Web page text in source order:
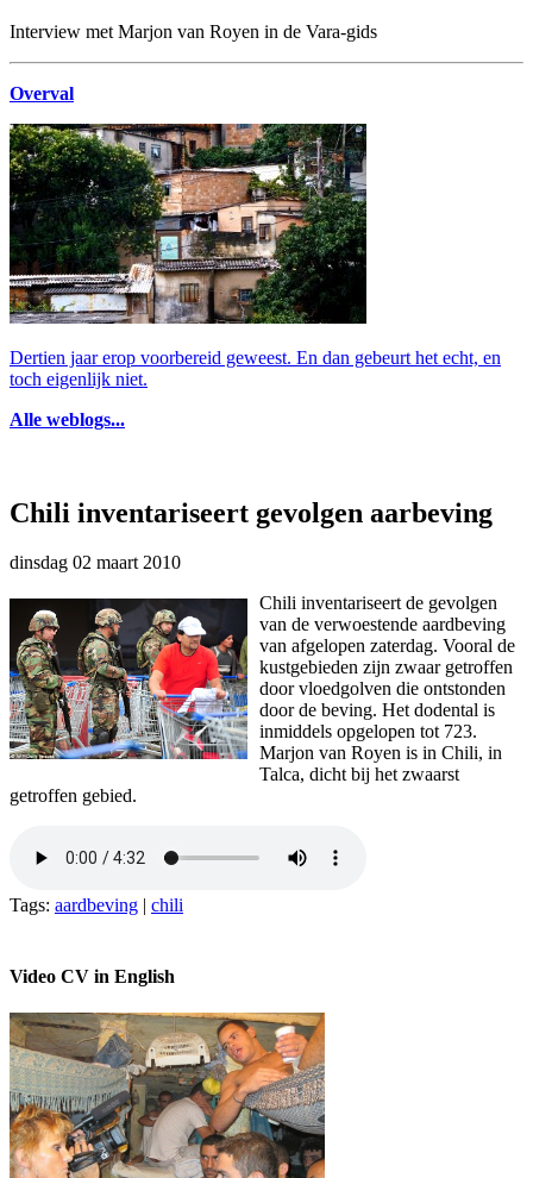
Interview met Marjon van Royen in de Vara-gids
Overval
Dertien jaar erop voorbereid geweest. En dan gebeurt het echt, en
toch eigenlijk niet.
Alle weblogs...
Chili inventariseert gevolgen aarbeving
dinsdag 02 maart 2010
Chili inventariseert de gevolgen
van de verwoestende aardbeving
van afgelopen zaterdag. Vooral de
kustgebieden zijn zwaar getroffen
door vloedgolven die ontstonden
door de beving. Het dodental is
inmiddels opgelopen tot 723.
Marjon van Royen is in Chili, in
Talca, dicht bij het zwaarst
getroffen gebied.
Tags: aardbeving | chili
Video CV in English